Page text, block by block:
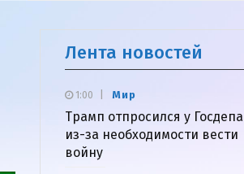
Лента новостей
Мир
Трамп отпросился у Госдепа
из-за необходимости вести
войну
1:00